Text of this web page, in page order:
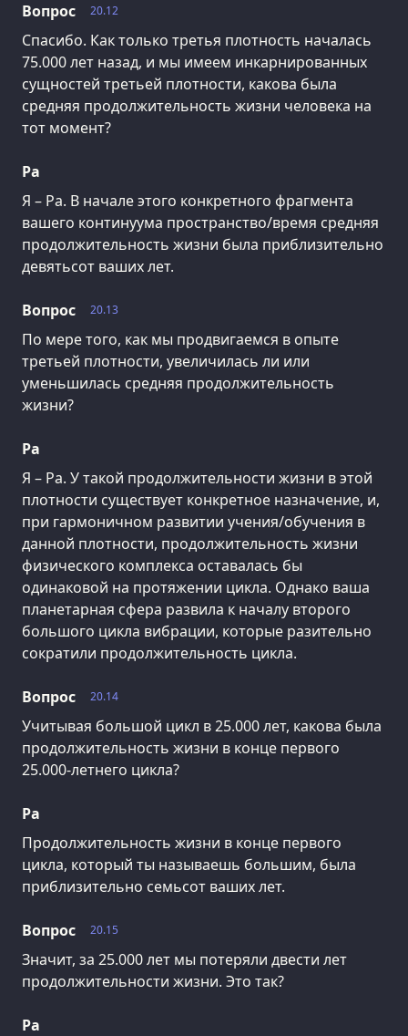
20.12
Вопрос
Спасибо. Как только третья плотность началась
75.000 лет назад, и мы имеем инкарнированных
сущностей третьей плотности, какова была
средняя продолжительность жизни человека на
тот момент?
Ра
Я – Ра. В начале этого конкретного фрагмента
вашего континуума пространство/время средняя
продолжительность жизни была приблизительно
девятьсот ваших лет.
20.13
Вопрос
По мере того, как мы продвигаемся в опыте
третьей плотности, увеличилась ли или
уменьшилась средняя продолжительность
жизни?
Ра
Я – Ра. У такой продолжительности жизни в этой
плотности существует конкретное назначение, и,
при гармоничном развитии учения/обучения в
данной плотности, продолжительность жизни
физического комплекса оставалась бы
одинаковой на протяжении цикла. Однако ваша
планетарная сфера развила к началу второго
большого цикла вибрации, которые разительно
сократили продолжительность цикла.
20.14
Вопрос
Учитывая большой цикл в 25.000 лет, какова была
продолжительность жизни в конце первого
25.000-летнего цикла?
Ра
Продолжительность жизни в конце первого
цикла, который ты называешь большим, была
приблизительно семьсот ваших лет.
20.15
Вопрос
Значит, за 25.000 лет мы потеряли двести лет
продолжительности жизни. Это так?
Ра